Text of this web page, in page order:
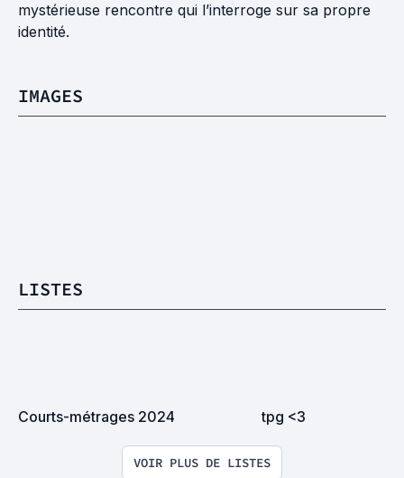
mystérieuse rencontre qui l’interroge sur sa propre
identité.
IMAGES
LISTES
Courts-métrages 2024 tpg <3
VOIR PLUS DE LISTES